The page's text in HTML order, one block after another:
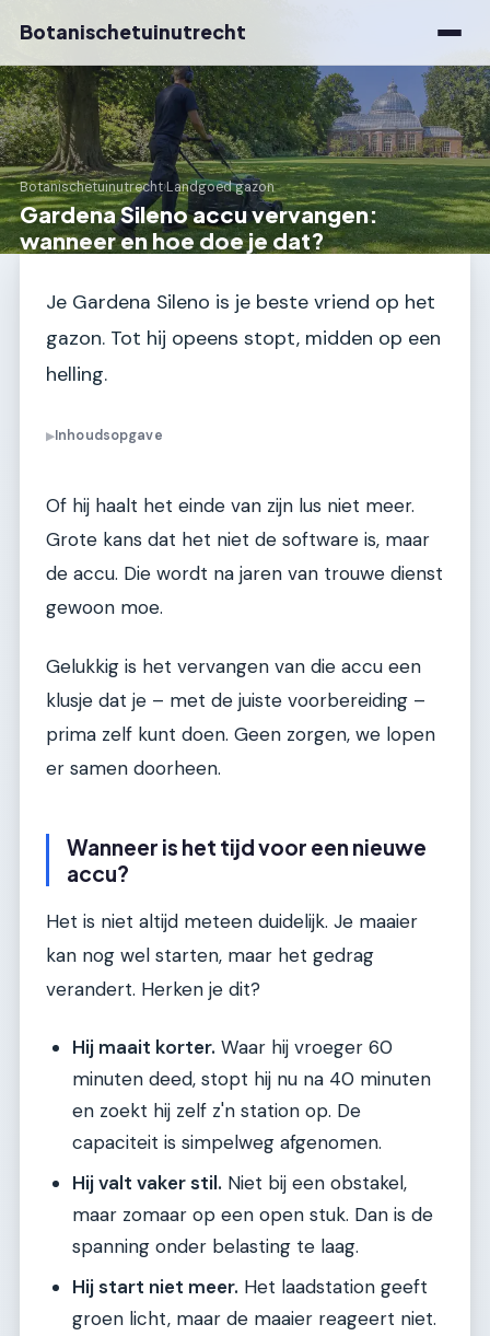
Botanischetuinutrecht
Botanischetuinutrecht›Landgoed gazon
Gardena Sileno accu vervangen:
wanneer en hoe doe je dat?
Je Gardena Sileno is je beste vriend op het
gazon. Tot hij opeens stopt, midden op een
helling.
▶Inhoudsopgave
Of hij haalt het einde van zijn lus niet meer.
Grote kans dat het niet de software is, maar
de accu. Die wordt na jaren van trouwe dienst
gewoon moe.
Gelukkig is het vervangen van die accu een
klusje dat je – met de juiste voorbereiding –
prima zelf kunt doen. Geen zorgen, we lopen
er samen doorheen.
Wanneer is het tijd voor een nieuwe
accu?
Het is niet altijd meteen duidelijk. Je maaier
kan nog wel starten, maar het gedrag
verandert. Herken je dit?
Hij maait korter. Waar hij vroeger 60
minuten deed, stopt hij nu na 40 minuten
en zoekt hij zelf z'n station op. De
capaciteit is simpelweg afgenomen.
Hij valt vaker stil. Niet bij een obstakel,
maar zomaar op een open stuk. Dan is de
spanning onder belasting te laag.
Hij start niet meer. Het laadstation geeft
groen licht, maar de maaier reageert niet.